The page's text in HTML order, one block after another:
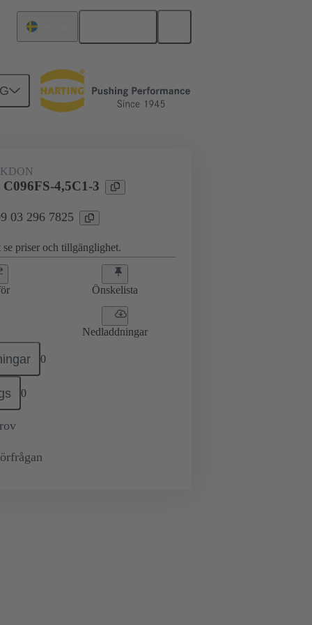
till dotterkort 09 03 296 7825
4,5C1-3
03 296 7825
priser och tillgänglighet.
Önskelista
Nedladdningar
0
0